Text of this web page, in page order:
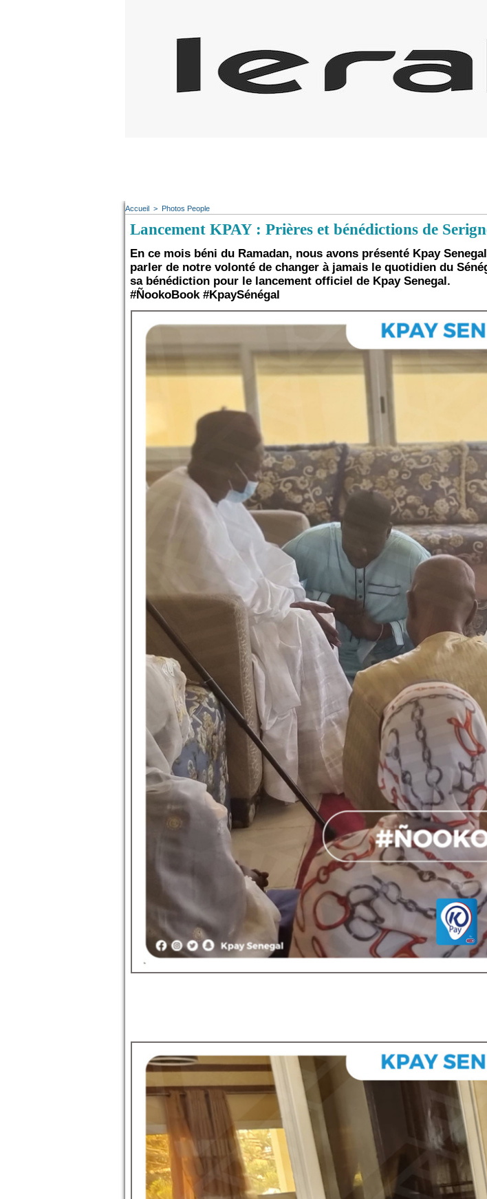
Accueil > Photos People
Lancement KPAY : Prières et bénédictions de
En ce mois béni du Ramadan, nous avons présenté Kpay
parler de notre volonté de changer à jamais le quotidien du
sa bénédiction pour le lancement officiel de Kpay Senegal.
#ÑookoBook #KpaySénégal